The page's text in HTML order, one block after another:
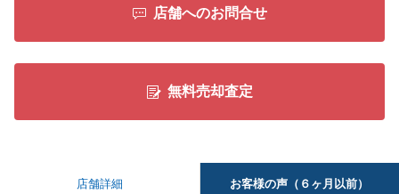
店舗へのお問合せ
無料売却査定
店舗詳細 お客様の声（６ヶ月以前）